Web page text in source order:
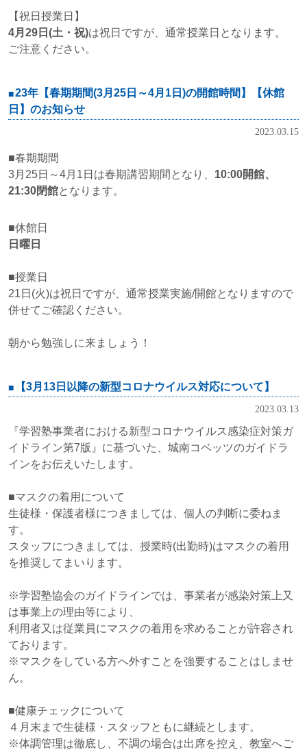
【祝日授業日】
4月29日(土・祝)は祝日ですが、通常授業日となります。
ご注意ください。
23年【春期期間(3月25日～4月1日)の開館時間】【休館
日】のお知らせ
2023.03.15
■春期期間
3月25日～4月1日は春期講習期間となり、 10:00開館、
21:30閉館となります。
■休館日
日曜日
■授業日
21日(火)は祝日ですが、通常授業実施/開館となりますので
併せてご確認ください。
朝から勉強しに来ましょう！
【3月13日以降の新型コロナウイルス対応について】
2023.03.13
『学習塾事業者における新型コロナウイルス感染症対策ガ
イドライン第7版』に基づいた、城南コベッツのガイドラ
インをお伝えいたします。
■マスクの着用について
生徒様・保護者様につきましては、個人の判断に委ねま
す。
スタッフにつきましては、授業時(出勤時)はマスクの着用
を推奨してまいります。
※学習塾協会のガイドラインでは、事業者が感染対策上又
は事業上の理由等により、
利用者又は従業員にマスクの着用を求めることが許容され
ております。
※マスクをしている方へ外すことを強要することはしませ
ん。
■健康チェックについて
４月末まで生徒様・スタッフともに継続とします。
※体調管理は徹底し、不調の場合は出席を控え、教室へご